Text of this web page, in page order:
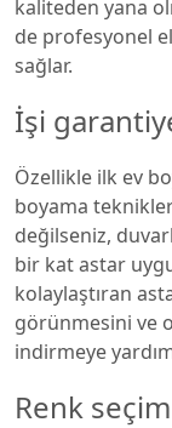
kaliteden yana
de profesyonel
sağlar.
İşi
Özellikle ilk ev
boyama
değilseniz,
bir kat astar
kolaylaştıran
görünmesini ve
indirmeye
Renk